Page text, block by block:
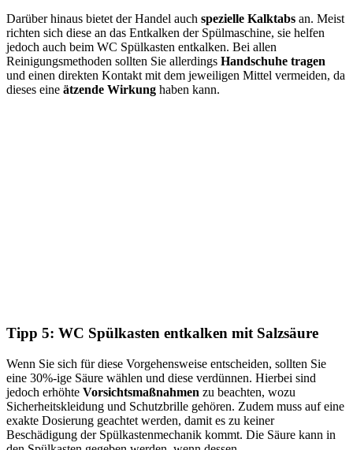
Darüber hinaus bietet der Handel auch spezielle Kalktabs an. Meist
richten sich diese an das Entkalken der Spülmaschine, sie helfen
jedoch auch beim WC Spülkasten entkalken. Bei allen
Reinigungsmethoden sollten Sie allerdings Handschuhe tragen
und einen direkten Kontakt mit dem jeweiligen Mittel vermeiden, da
dieses eine ätzende Wirkung haben kann.
Tipp 5: WC Spülkasten entkalken mit Salzsäure
Wenn Sie sich für diese Vorgehensweise entscheiden, sollten Sie
eine 30%-ige Säure wählen und diese verdünnen. Hierbei sind
jedoch erhöhte Vorsichtsmaßnahmen zu beachten, wozu
Sicherheitskleidung und Schutzbrille gehören. Zudem muss auf eine
exakte Dosierung geachtet werden, damit es zu keiner
Beschädigung der Spülkastenmechanik kommt. Die Säure kann in